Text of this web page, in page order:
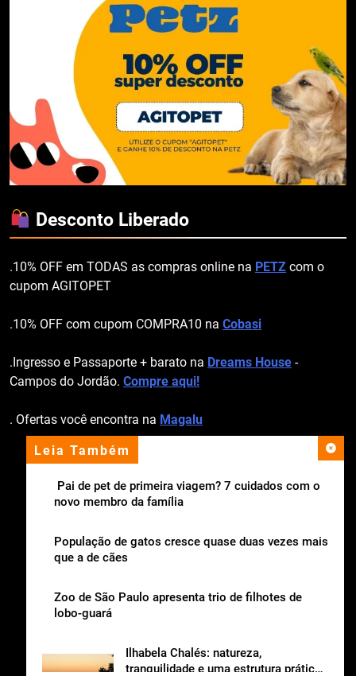
Leia Também
Pai de pet de primeira viagem? 7 cuidados com o
novo membro da família
População de gatos cresce quase duas vezes mais
que a de cães
Zoo de São Paulo apresenta trio de filhotes de
lobo-guará
Ilhabela Chalés: natureza,
tranquilidade e uma estrutura prática
Desconto Liberado
.10% OFF em TODAS as compras online na PETZ com o
cupom AGITOPET
.10% OFF com cupom COMPRA10 na Cobasi
.Ingresso e Passaporte + barato na Dreams House -
Campos do Jordão. Compre aqui!
. Ofertas você encontra na Magalu
apoio institucional